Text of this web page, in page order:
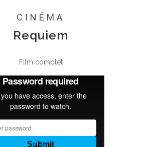
CINÉMA
Requiem
Film complet